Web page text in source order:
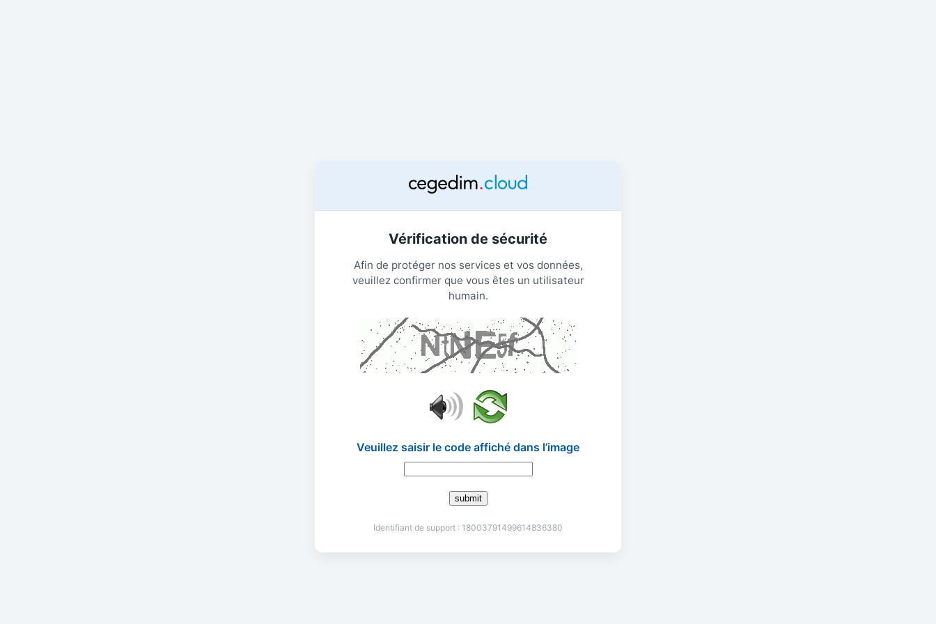
Vérification de sécurité
Afin de protéger nos services et vos données,
veuillez confirmer que vous êtes un utilisateur
humain.
Veuillez saisir le code affiché dans l’image
submit
Identifiant de support : 18003791499614836380